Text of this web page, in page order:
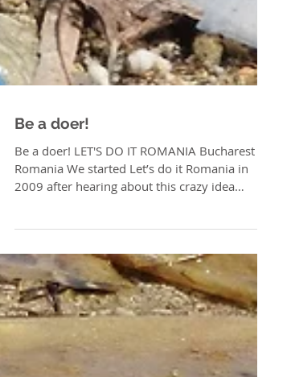
Be a doer!
Be a doer! LET'S DO IT ROMANIA Bucharest |
2009 after hearing about this crazy idea
from...